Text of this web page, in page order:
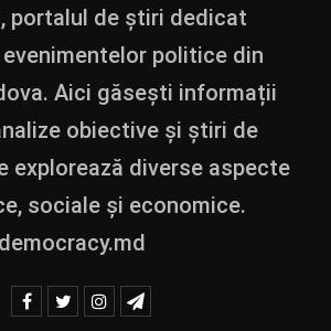
portalul de știri dedicat
politice din
Aici găsești informații
obiective și știri de
explorează diverse aspecte
sociale și economice.